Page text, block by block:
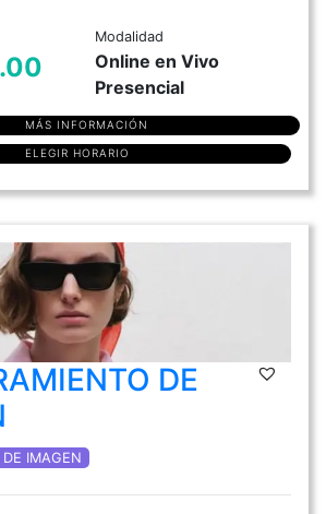
Modalidad
Online en Vivo
Presencial
MÁS INFORMACIÓN
ELEGIR HORARIO
DE
IMAGEN